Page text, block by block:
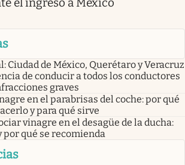
Ciudad de México, Querétaro y Veracruz
de conducir a todos los conductores
graves
en el parabrisas del coche: por qué
y para qué sirve
vinagre en el desagüe de la ducha:
por qué se recomienda